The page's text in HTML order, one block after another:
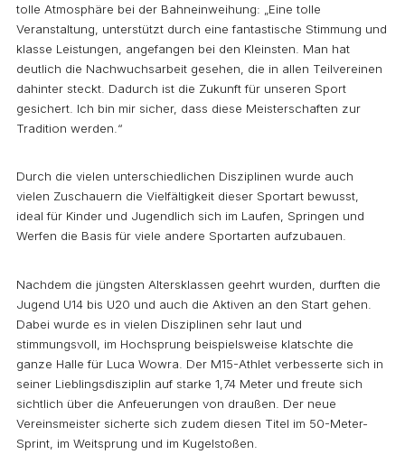
tolle Atmosphäre bei der Bahneinweihung: „Eine tolle
Veranstaltung, unterstützt durch eine fantastische Stimmung und
klasse Leistungen, angefangen bei den Kleinsten. Man hat
deutlich die Nachwuchsarbeit gesehen, die in allen Teilvereinen
dahinter steckt. Dadurch ist die Zukunft für unseren Sport
gesichert. Ich bin mir sicher, dass diese Meisterschaften zur
Tradition werden.“
Durch die vielen unterschiedlichen Disziplinen wurde auch
vielen Zuschauern die Vielfältigkeit dieser Sportart bewusst,
ideal für Kinder und Jugendlich sich im Laufen, Springen und
Werfen die Basis für viele andere Sportarten aufzubauen.
Nachdem die jüngsten Altersklassen geehrt wurden, durften die
Jugend U14 bis U20 und auch die Aktiven an den Start gehen.
Dabei wurde es in vielen Disziplinen sehr laut und
stimmungsvoll, im Hochsprung beispielsweise klatschte die
ganze Halle für Luca Wowra. Der M15-Athlet verbesserte sich in
seiner Lieblingsdisziplin auf starke 1,74 Meter und freute sich
sichtlich über die Anfeuerungen von draußen. Der neue
Vereinsmeister sicherte sich zudem diesen Titel im 50-Meter-
Sprint, im Weitsprung und im Kugelstoßen.